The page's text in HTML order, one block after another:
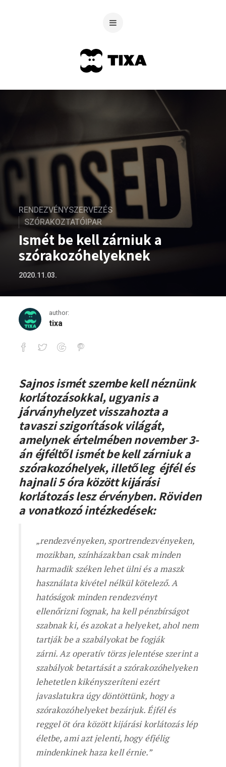
RENDEZVÉNYSZERVEZÉS
SZÓRAKOZTATÓIPAR
Ismét be kell zárniuk a
szórakozóhelyeknek
2020.11.03.
author:
tixa
Ismét be kell zárniuk a
Sajnos ismét szembe kell néznünk
korlátozásokkal, ugyanis a
járványhelyzet visszahozta a
tavaszi szigorítások világát,
amelynek értelmében november 3-
án éjféltől ismét be kell zárniuk a
szórakozóhelyek, illetőleg éjfél és
hajnali 5 óra között kijárási
korlátozás lesz érvényben. Röviden
a vonatkozó intézkedések:
„rendezvényeken, sportrendezvényeken,
mozikban, színházakban csak minden
harmadik széken lehet ülni és a maszk
használata kivétel nélkül kötelező. A
hatóságok minden rendezvényt
ellenőrizni fognak, ha kell pénzbírságot
szabnak ki, és azokat a helyeket, ahol nem
tartják be a szabályokat be fogják
zárni.Az operatív törzs jelentése szerint a
szabályok betartását a szórakozóhelyeken
lehetetlen kikényszeríteni ezért
javaslatukra úgy döntöttünk, hogy a
szórakozóhelyeket bezárjuk.Éjfél és
reggel öt óra között kijárási korlátozás lép
életbe, ami azt jelenti, hogy éfjélig
mindenkinek haza kell érnie.”